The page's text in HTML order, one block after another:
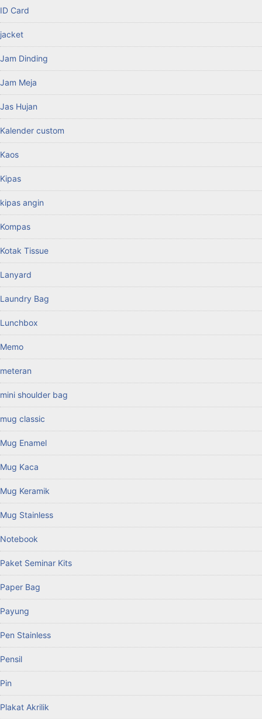
ID Card
jacket
Jam Dinding
Jam Meja
Jas Hujan
Kalender custom
Kaos
Kipas
kipas angin
Kompas
Kotak Tissue
Lanyard
Laundry Bag
Lunchbox
Memo
meteran
mini shoulder bag
mug classic
Mug Enamel
Mug Kaca
Mug Keramik
Mug Stainless
Notebook
Paket Seminar Kits
Paper Bag
Payung
Pen Stainless
Pensil
Pin
Plakat Akrilik